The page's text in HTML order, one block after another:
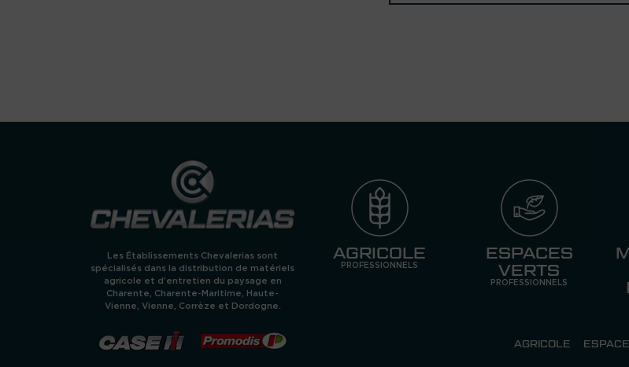
Les Établissements Chevalerias sont
spécialisés dans la distribution de matériels
agricole et d’entretien du paysage en
Charente, Charente-Maritime, Haute-
Vienne, Vienne, Corrèze et Dordogne.
AGRICOLE
PROFESSIONNELS
ESPACES
VERTS
PROFESSIONNELS
AGRICOLE